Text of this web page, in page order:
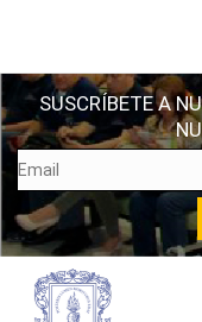
SUSCRÍBETE A